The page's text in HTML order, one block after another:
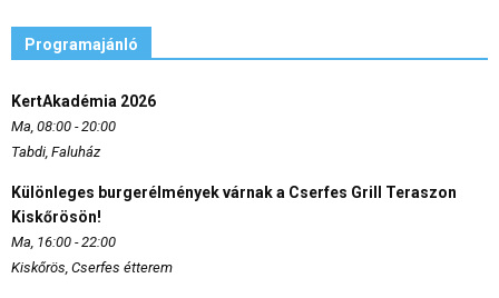
Programajánló
KertAkadémia 2026
Ma, 08:00 - 20:00
Tabdi, Faluház
Különleges burgerélmények várnak a Cserfes Grill Teraszon
Kiskőrösön!
Ma, 16:00 - 22:00
Kiskőrös, Cserfes étterem